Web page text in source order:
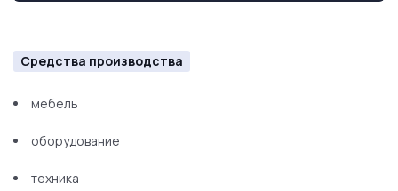
Средства производства
мебель
оборудование
техника